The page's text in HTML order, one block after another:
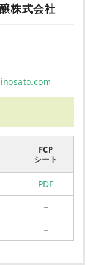
株式会社
FCP
シート
PDF
－
－